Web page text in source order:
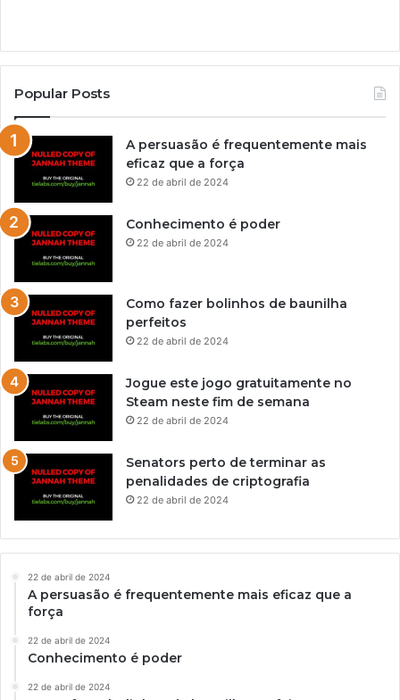
Popular Posts
A persuasão é frequentemente mais
eficaz que a força
22 de abril de 2024
Conhecimento é poder
22 de abril de 2024
Como fazer bolinhos de baunilha
perfeitos
22 de abril de 2024
Jogue este jogo gratuitamente no
Steam neste fim de semana
22 de abril de 2024
Senators perto de terminar as
penalidades de criptografia
22 de abril de 2024
22 de abril de 2024
A persuasão é frequentemente mais eficaz que a
força
22 de abril de 2024
Conhecimento é poder
22 de abril de 2024